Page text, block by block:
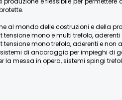
al mondo delle costruzioni e della
tensione mono e multi trefolo,
tensione mono trefolo, aderenti e non
di ancoraggio per impieghi di
la messa in opera, sistemi spingi